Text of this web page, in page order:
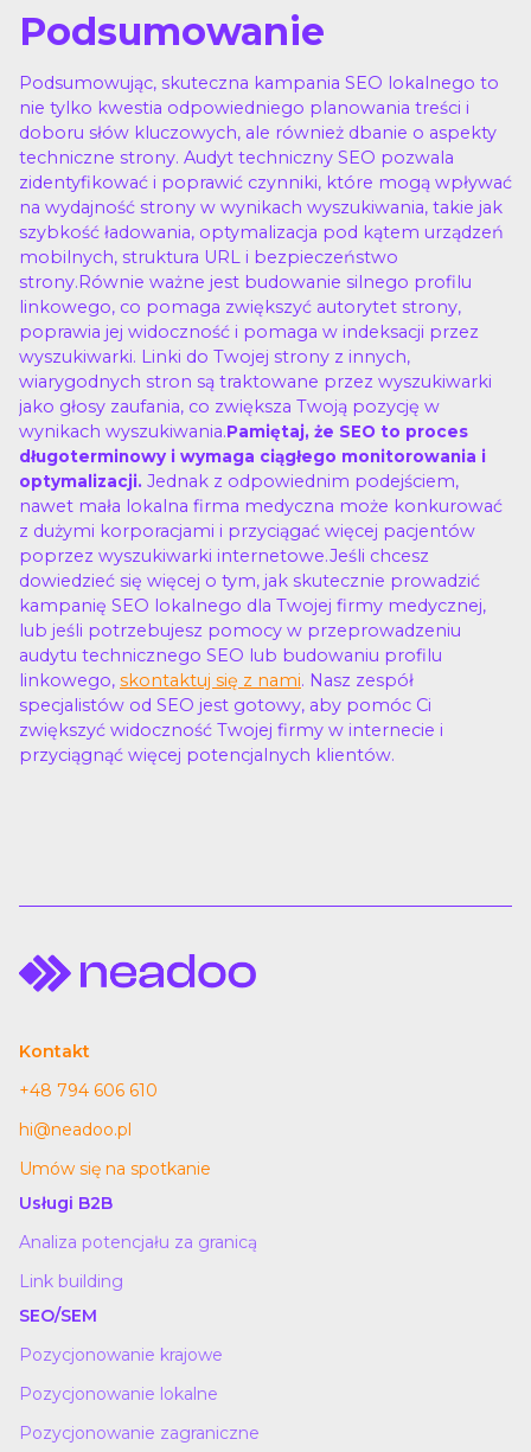
Podsumowanie
Podsumowując, skuteczna kampania SEO lokalnego to
nie tylko kwestia odpowiedniego planowania treści i
doboru słów kluczowych, ale również dbanie o aspekty
techniczne strony. Audyt techniczny SEO pozwala
zidentyfikować i poprawić czynniki, które mogą wpływać
na wydajność strony w wynikach wyszukiwania, takie jak
szybkość ładowania, optymalizacja pod kątem urządzeń
mobilnych, struktura URL i bezpieczeństwo
strony.Równie ważne jest budowanie silnego profilu
linkowego, co pomaga zwiększyć autorytet strony,
poprawia jej widoczność i pomaga w indeksacji przez
wyszukiwarki. Linki do Twojej strony z innych,
wiarygodnych stron są traktowane przez wyszukiwarki
jako głosy zaufania, co zwiększa Twoją pozycję w
wynikach wyszukiwania.Pamiętaj, że SEO to proces
długoterminowy i wymaga ciągłego monitorowania i
optymalizacji. Jednak z odpowiednim podejściem,
nawet mała lokalna firma medyczna może konkurować
z dużymi korporacjami i przyciągać więcej pacjentów
poprzez wyszukiwarki internetowe.Jeśli chcesz
dowiedzieć się więcej o tym, jak skutecznie prowadzić
kampanię SEO lokalnego dla Twojej firmy medycznej,
lub jeśli potrzebujesz pomocy w przeprowadzeniu
audytu technicznego SEO lub budowaniu profilu
linkowego, skontaktuj się z nami. Nasz zespół
specjalistów od SEO jest gotowy, aby pomóc Ci
zwiększyć widoczność Twojej firmy w internecie i
przyciągnąć więcej potencjalnych klientów.
Kontakt
+48 794 606 610
hi@neadoo.pl
Umów się na spotkanie
Usługi B2B
Analiza potencjału za granicą
Link building
SEO/SEM
Pozycjonowanie krajowe
Pozycjonowanie lokalne
Pozycjonowanie zagraniczne